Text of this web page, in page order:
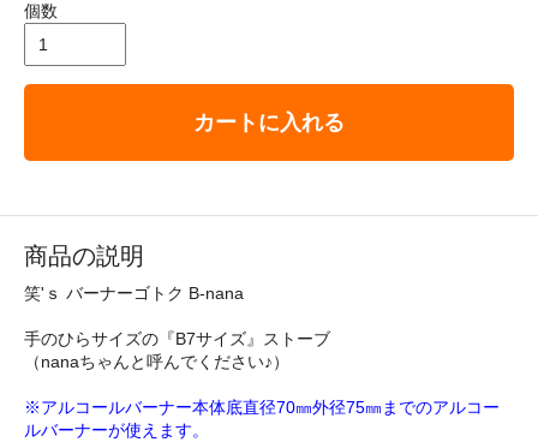
個数
カートに入れる
商品の説明
笑'ｓ バーナーゴトク B-nana
手のひらサイズの『B7サイズ』ストーブ
（nanaちゃんと呼んでください♪）
※アルコールバーナー本体底直径70㎜外径75㎜までのアルコー
ルバーナーが使えます。